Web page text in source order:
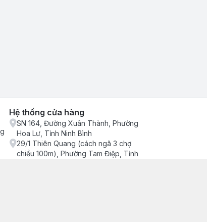
Hệ thống cửa hàng
SN 164, Đường Xuân Thành, Phường
Hoa Lư, Tỉnh Ninh Bình
29/1 Thiên Quang (cách ngã 3 chợ
chiều 100m), Phường Tam Điệp, Tỉnh